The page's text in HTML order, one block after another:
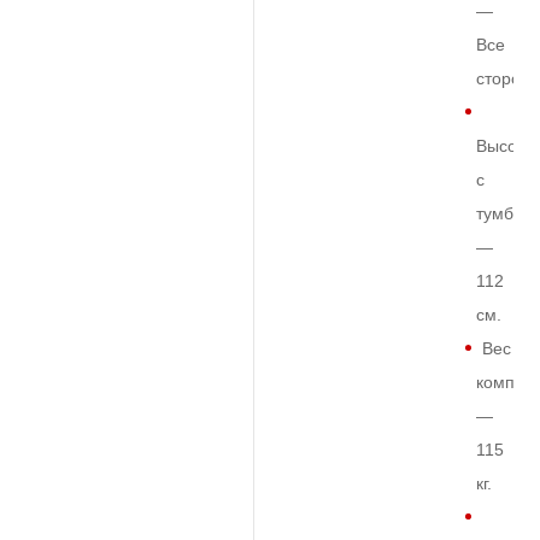
—
Все
Высота
с
тумбой
—
112
см.
Вес
—
115
кг.